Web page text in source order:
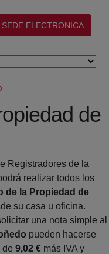
(abre en nueva ventana)
SEDE ELECTRONICA
de
Registradores de la
realizar todos los
de la Propiedad de
su casa u oficina.
una nota simple al
pueden hacerse
de 9,02 € más IVA y